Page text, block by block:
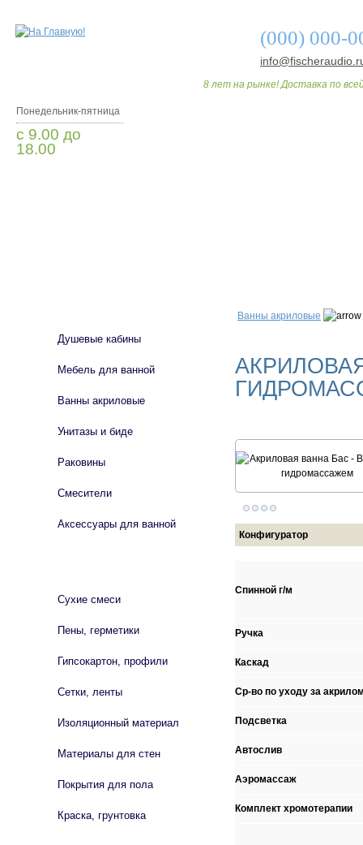
(000) 000-
8 лет на рынке! Доставка по
Понедельник-пятница
с 9.00 до
18.00
Ванны акриловые
Конфигуратор
Спинной г/м
Ручка
Каскад
Ср-во по уходу за
Подсветка
Автослив
Аэромассаж
Комплект хромотерапии
Душевые кабины
Мебель для ванной
Ванны акриловые
Унитазы и биде
Раковины
Смесители
Аксессуары для ванной
Сухие смеси
Пены, герметики
Гипсокартон, профили
Сетки, ленты
Изоляционный материал
Материалы для стен
Покрытия для пола
Краска, грунтовка